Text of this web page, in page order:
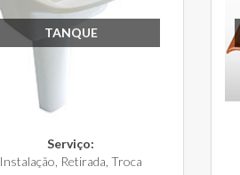
TANQUE
Serviço:
Instalação, Retirada, Troca